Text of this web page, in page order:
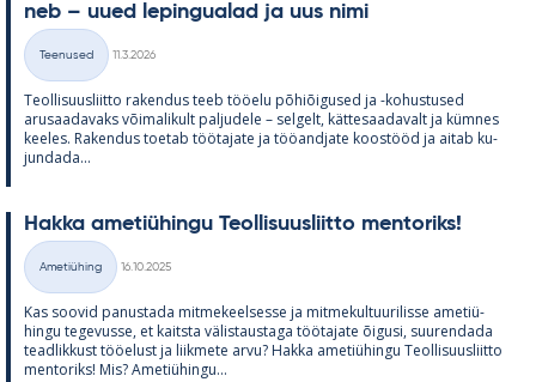
neb – uued le­pin­gua­lad ja uus nimi
Kategooriad
Teenused
11.3.2026
Teol­li­suus­liitto ra­ken­dus teeb töö­elu põ­hiõi­gused ja -ko­hus­tused
arusaa­da­vaks või­ma­li­kult pal­ju­dele – sel­gelt, kät­te­saa­da­valt ja küm­nes
kee­les. Ra­ken­dus toe­tab töö­ta­jate ja töö­and­jate koos­tööd ja ai­tab ku­
jun­dada...
Hakka ame­tiü­hingu Teol­li­suus­liitto men­to­riks!
Kategooriad
Ametiühing
16.10.2025
Kas soo­vid pa­nus­tada mit­me­keel­sesse ja mit­me­kul­tuu­ri­lisse ame­tiü­
hingu te­ge­vusse, et kaitsta vä­lis­taus­taga töö­ta­jate õi­gusi, suu­ren­dada
tead­lik­kust töö­elust ja liik­mete arvu? Hakka ame­tiü­hingu Teol­li­suus­liitto
men­to­riks! Mis? Ame­tiü­hingu...